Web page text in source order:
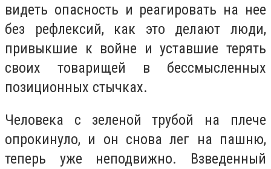
видеть опасность и реагировать на нее
без рефлексий, как это делают люди,
привыкшие к войне и уставшие терять
своих товарищей в бессмысленных
позиционных стычках.
Человека с зеленой трубой на плече
опрокинуло, и он снова лег на пашню,
теперь уже неподвижно. Взведенный